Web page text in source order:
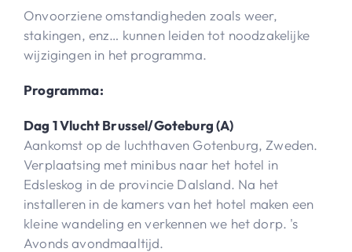
Onvoorziene omstandigheden zoals weer,
stakingen, enz… kunnen leiden tot noodzakelijke
wijzigingen in het programma.
Programma:
Dag 1 Vlucht Brussel/Goteburg (A)
Aankomst op de luchthaven Gotenburg, Zweden.
Verplaatsing met minibus naar het hotel in
Edsleskog in de provincie Dalsland. Na het
installeren in de kamers van het hotel maken een
kleine wandeling en verkennen we het dorp. 's
Avonds avondmaaltijd.